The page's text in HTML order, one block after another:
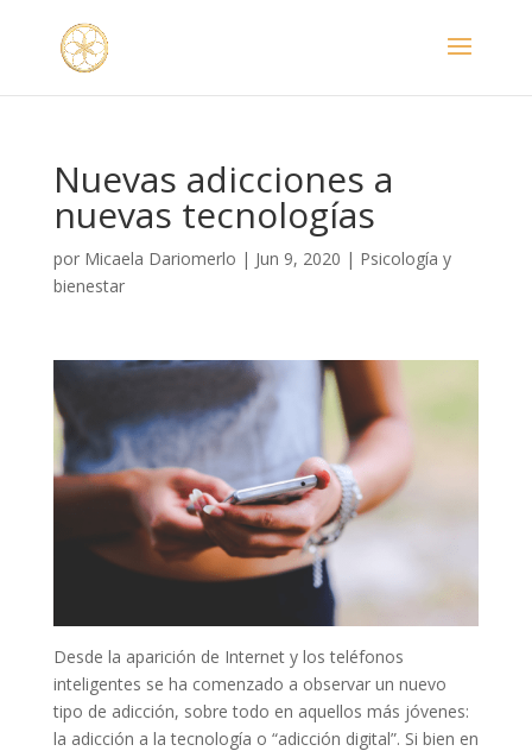
Nuevas adicciones a
nuevas tecnologías
por Micaela Dariomerlo | Jun 9, 2020 | Psicología y
bienestar
Desde la aparición de Internet y los teléfonos
inteligentes se ha comenzado a observar un nuevo
tipo de adicción, sobre todo en aquellos más jóvenes:
la adicción a la tecnología o “adicción digital”. Si bien en